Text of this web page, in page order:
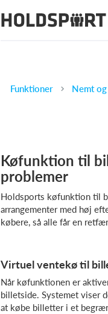
Funktioner
Køfunktion til
problemer
Holdsports køfunktion til
arrangementer med høj
købere, så alle får en
Virtuel ventekø til
Når køfunktionen er
billetside. Systemet viser
at købe billetter i et